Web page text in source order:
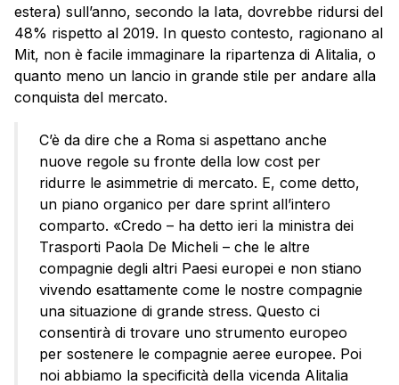
estera) sull’anno, secondo la Iata, dovrebbe ridursi del
48% rispetto al 2019. In questo contesto, ragionano al
Mit, non è facile immaginare la ripartenza di Alitalia, o
quanto meno un lancio in grande stile per andare alla
conquista del mercato.
C’è da dire che a Roma si aspettano anche
nuove regole su fronte della low cost per
ridurre le asimmetrie di mercato. E, come detto,
un piano organico per dare sprint all’intero
comparto. «Credo – ha detto ieri la ministra dei
Trasporti Paola De Micheli – che le altre
compagnie degli altri Paesi europei e non stiano
vivendo esattamente come le nostre compagnie
una situazione di grande stress. Questo ci
consentirà di trovare uno strumento europeo
per sostenere le compagnie aeree europee. Poi
noi abbiamo la specificità della vicenda Alitalia